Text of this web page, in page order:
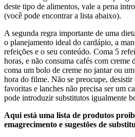
deste tipo de alimentos, vale a pena
(você pode encontrar a lista abaixo).
A segunda regra importante de uma
o planejamento ideal do cardápio, a
refeições e o seu conteúdo. Coma 5
horas, e não consuma cafés com creme
coma um bolo de creme no jantar ou
hora do filme. Não se preocupe, desistir
favoritas e lanches não precisa ser um
pode introduzir substitutos igualmente
Aqui está uma lista de produtos
emagrecimento e sugestões de